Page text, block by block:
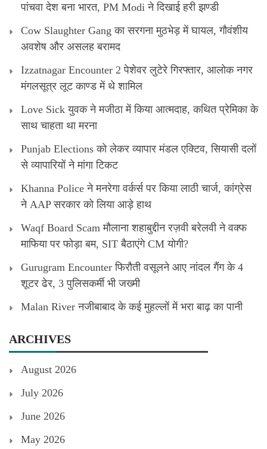
पांचवा देश बना भारत, PM Modi ने दिखाई हरी झण्डी
Cow Slaughter Gang का सरगना मुठभेड़ में घायल, गौवंशीय
अवशेष और असलह बरामद
Izzatnagar Encounter 2 पेशेवर लुटेरे गिरफ्तार, आलोक नगर
मंगलसूत्र लूट काण्‍ड में थे शामिल
Love Sick युवक ने मजीठा में किया आत्मदाह, कथित प्रेमिका के
साथ चाहता था मरना
Punjab Elections को लेकर व्यापार मंडल एक्टिव, सियासी दलों
से व्यापारियों ने मांगा टिकट
Khanna Police ने मनरेगा वर्कर्स पर किया लाठी चार्ज, कांग्रेस
ने AAP सरकार को लिया आड़े हाथ
Waqf Board Scam मौलाना शहाबुद्दीन रज़वी बरेलवी ने वक्फ
माफिया पर फोड़ा बम, SIT बैठाएंगे CM योगी?
Gurugram Encounter फिरौती वसूलने आए नांदल गैंग के 4
शूटर ढेर, 3 पुलिसकर्मी भी जख्मी
Malan River नजीबाबाद के कई मुहल्लों में भरा बाढ़ का पानी
ARCHIVES
August 2026
July 2026
June 2026
May 2026